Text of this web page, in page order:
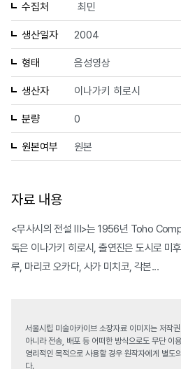
수집처 최민
생산일자 2004
형태 음성영상
생산자 이나가키 히로시
분량 0
원본여부 원본
자료 내용
<무사시의 전설 Ⅲ>는 1956년 Toho
독은 이나가키 히로시, 출연진은 도시로 미
루, 마리코 오카다, 사가 미치코, 각본...
서울시립 미술아카이브 소장자료 이미지는 저작
아니라 전송, 배포 등 어떠한 방식으로도 무단 이
영리적인 목적으로 사용할 경우 원작자에게 별도
다.